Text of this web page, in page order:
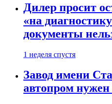
Дилер просит
«на
документы
1 неделя спустя
Завод имени
автопром нужен